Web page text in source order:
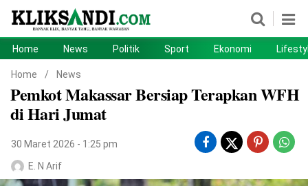
Politik Sport
Home News Politik Sport Ekonomi
Home / News
Pemkot Makassar Bersiap Terapkan WFH
di Hari Jumat
30 Maret 2026 - 1:25 pm
E. N Arif